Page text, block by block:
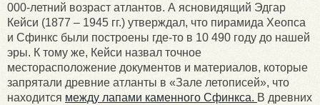
000-летний возраст атлантов. А ясновидящий Эдгар
Кейси (1877 – 1945 гг.) утверждал, что пирамида Хеопса
и Сфинкс были построены где-то в 10 490 году до нашей
эры. К тому же, Кейси назвал точное
месторасположение документов и материалов, которые
запрятали древние атланты в «Зале летописей», что
находится между лапами каменного Сфинкса. В древних